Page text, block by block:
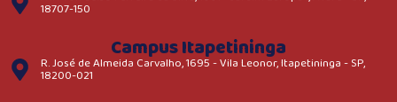
18707-150
Campus Itapetininga
R. José de Almeida Carvalho, 1695 - Vila Leonor, Itapetininga - SP,
18200-021